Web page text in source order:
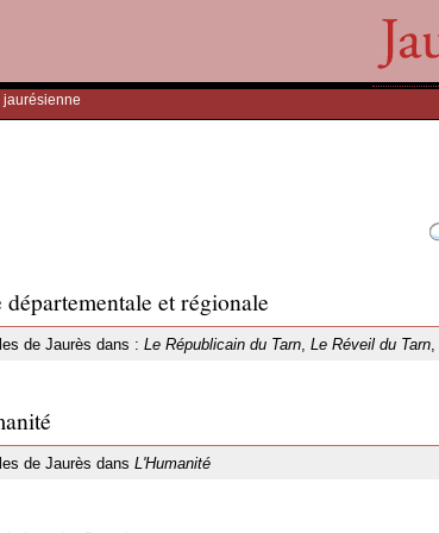
départementale et régionale
de Jaurès dans : Le Républicain du Tarn, Le Réveil du Tarn,
de Jaurès dans L'Humanité